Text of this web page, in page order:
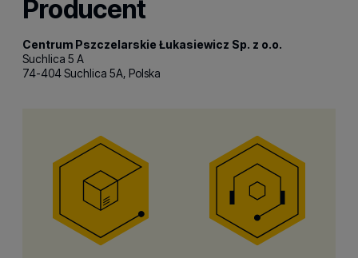
Producent
Centrum Pszczelarskie Łukasiewicz Sp. z o.o.
Suchlica 5 A
74-404 Suchlica 5A, Polska